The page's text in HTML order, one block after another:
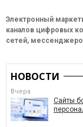
Электронный
каналов цифровых
сетей,
НОВОСТИ
Вчера
Сайты